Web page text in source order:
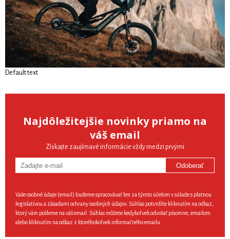
Default text
Najdôležitejšie novinky priamo na
váš email
Získajte zaujímavé informácie vždy medzi prvými
Odoberať
Vaše osobné údaje (email) budeme spracovávať len za týmto účelom v súlade s platnou
legislatívou a zásadami ochrany osobných údajov. Súhlas potvrdíte kliknutím na odkaz,
ktorý vám pošleme na váš email. Súhlas môžete kedykoľvek odvolať písomne, emailom
alebo kliknutím na odkaz z ktoréhokoľvek informačného emailu.